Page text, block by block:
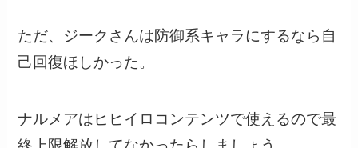
ただ、ジークさんは防御系キャラにするなら自
己回復ほしかった。
ナルメアはヒヒイロコンテンツで使えるので最